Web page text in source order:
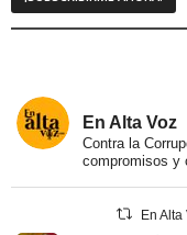
En Alta Voz
Contra la
compromisos y
En